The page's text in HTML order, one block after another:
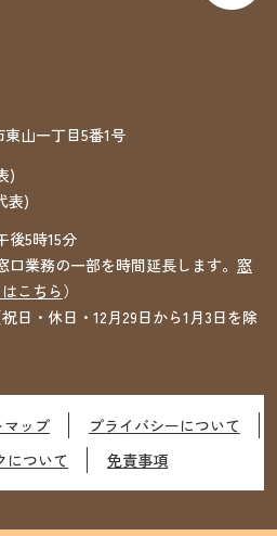
山一丁目5番1号
)
表)
後5時15分
口業務の一部を時間延長します。 窓
こちら）
日・休日・12月29日から1月3日を除
ップ
プライバシーについて
について
免責事項